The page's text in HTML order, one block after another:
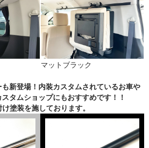
マットブラック
新登場！内装カスタムされているお車や
タムショップにもおすすめです！！
塗装を施しております。